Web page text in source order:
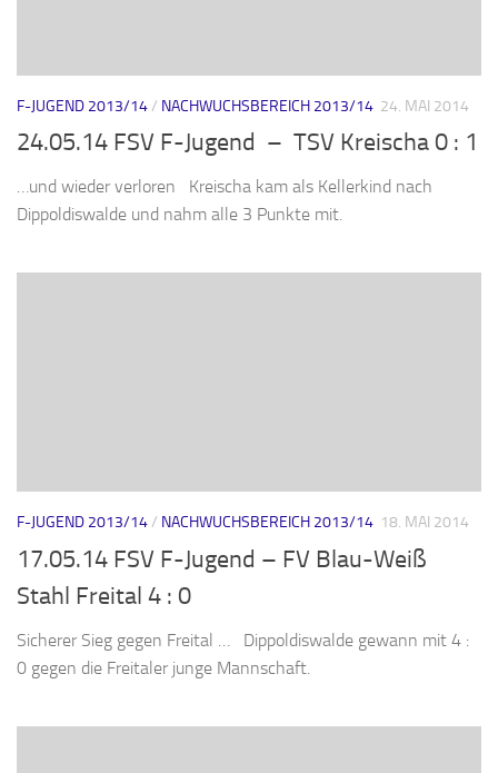
F-JUGEND 2013/14/ NACHWUCHSBEREICH 2013/14 24. MAI 2014
24.05.14 FSV F-Jugend – TSV Kreischa 0 : 1
…und wieder verloren Kreischa kam als Kellerkind nach
Dippoldiswalde und nahm alle 3 Punkte mit.
F-JUGEND 2013/14/ NACHWUCHSBEREICH 2013/14 18. MAI 2014
17.05.14 FSV F-Jugend – FV Blau-Weiß
Stahl Freital 4 : 0
Sicherer Sieg gegen Freital … Dippoldiswalde gewann mit 4 :
0 gegen die Freitaler junge Mannschaft.